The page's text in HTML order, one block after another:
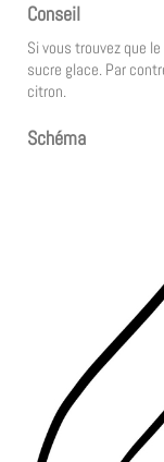
Conseil
Si vous trouvez que
sucre glace. Par
citron.
Schéma